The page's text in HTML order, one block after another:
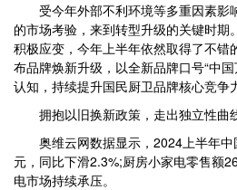
受今年外部不利环境等多重因素影
的市场考验，来到转型升级的关键时期
积极应变，今年上半年依然取得了不错
布品牌焕新升级，以全新品牌口号“中
认知，持续提升国民厨卫品牌核心竞争
拥抱以旧换新政策，走出独立性曲
奥维云网数据显示，2024上半年中
元，同比下滑2.3%;厨房小家电零售额
电市场持续承压。